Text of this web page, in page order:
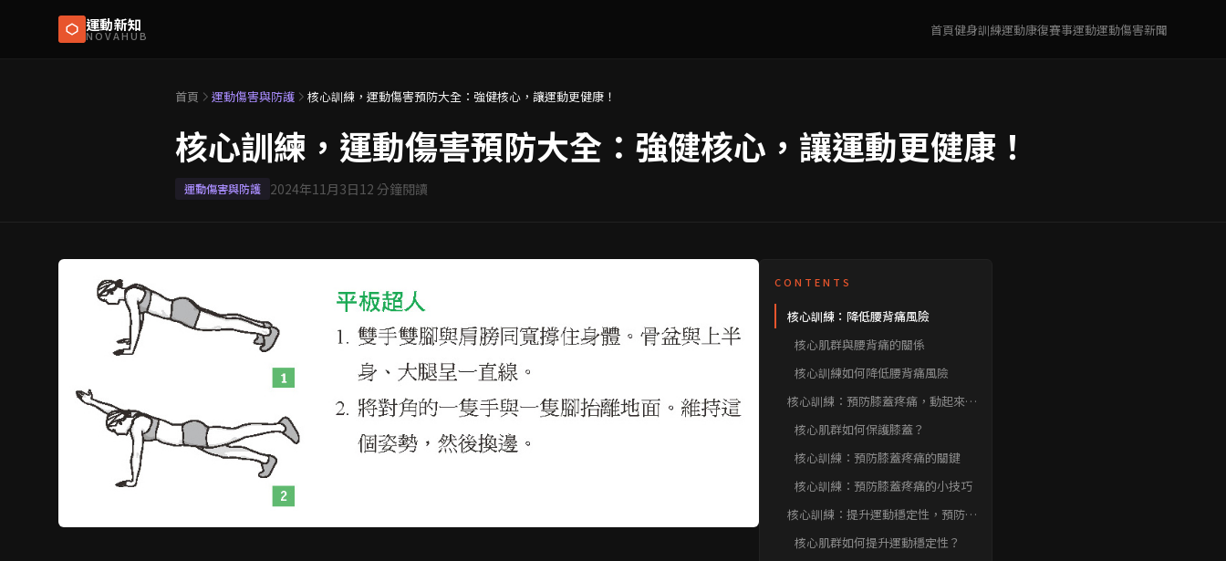
運動新知
NOVAHUB 首頁健身訓練運動康復賽事運動運動傷害新聞
首頁 運動傷害與防護 核心訓練，運動傷害預防大全：強健核心，讓運動更健康！
核心訓練，運動傷害預防大全：強健核心，讓運動更健康！
運動傷害與防護 2024年11月3日12 分鐘閱讀
CONTENTS
核心訓練：降低腰背痛風險
核心肌群與腰背痛的關係
核心訓練如何降低腰背痛風險
核心訓練：預防膝蓋疼痛，動起來更
核心肌群如何保護膝蓋？
核心訓練：預防膝蓋疼痛的關鍵
核心訓練：預防膝蓋疼痛的小技巧
核心訓練：提升運動穩定性，預防運
核心肌群如何提升運動穩定性？